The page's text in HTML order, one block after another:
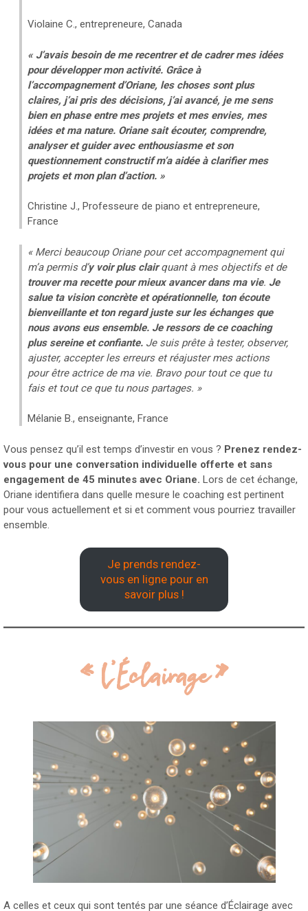
Violaine C., entrepreneure, Canada
« J’avais besoin de me recentrer et de cadrer mes idées
pour développer mon activité. Grâce à
l’accompagnement d’Oriane, les choses sont plus
claires, j’ai pris des décisions, j’ai avancé, je me sens
bien en phase entre mes projets et mes envies, mes
idées et ma nature. Oriane sait écouter, comprendre,
analyser et guider avec enthousiasme et son
questionnement constructif m’a aidée à clarifier mes
projets et mon plan d’action. »
Christine J., Professeure de piano et entrepreneure,
France
« Merci beaucoup Oriane pour cet accompagnement qui
m’a permis d’y voir plus clairquant à mes objectifs et de
trouver ma recette pour mieux avancer dans ma vie. Je
salue ta vision concrète et opérationnelle, ton écoute
bienveillante et ton regard juste sur les échanges que
nous avons eus ensemble. Je ressors de ce coaching
plus sereine et confiante. Je suis prête à tester, observer,
ajuster, accepter les erreurs et réajuster mes actions
pour être actrice de ma vie. Bravo pour tout ce que tu
fais et tout ce que tu nous partages. »
Mélanie B., enseignante, France
Vous pensez qu’il est temps d’investir en vous ? Prenez rendez-
vous pour une conversation individuelle offerte et sans
engagement de 45 minutes avec Oriane. Lors de cet échange,
Oriane identifiera dans quelle mesure le coaching est pertinent
pour vous actuellement et si et comment vous pourriez travailler
ensemble.
Je prends rendez-
vous en ligne pour en
savoir plus !
« L’Éclairage »
A celles et ceux qui sont tentés par une séance d’Éclairage avec